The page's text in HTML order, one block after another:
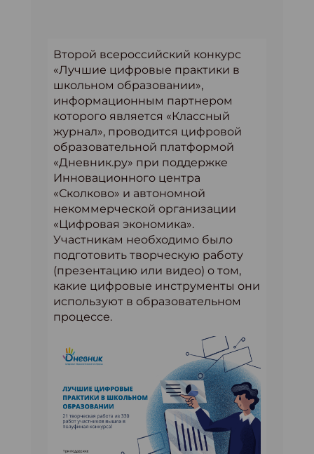
Второй всероссийский конкурс
«Лучшие цифровые практики в
школьном образовании»,
информационным партнером
которого является «Классный
журнал», проводится цифровой
образовательной платформой
«Дневник.ру» при поддержке
Инновационного центра
«Сколково» и автономной
некоммерческой организации
«Цифровая экономика».
Участникам необходимо было
подготовить творческую работу
(презентацию или видео) о том,
какие цифровые инструменты они
используют в образовательном
процессе.